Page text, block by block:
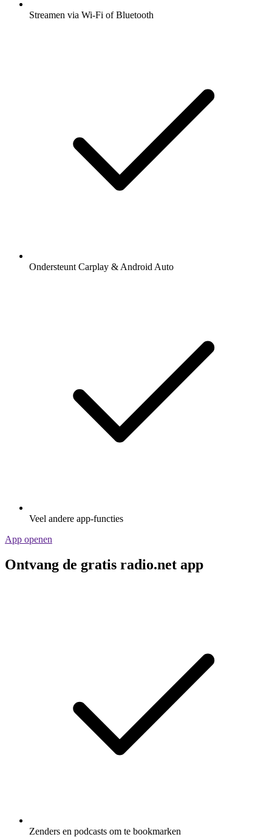
Streamen via Wi-Fi of Bluetooth
Ondersteunt Carplay & Android Auto
Veel andere app-functies
App openen
Ontvang de gratis radio.net app
Zenders en podcasts om te bookmarken